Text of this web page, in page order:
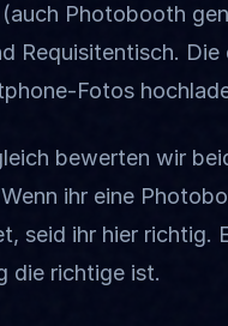
Photobooth
Requisitentisch.
Fotos
bewerten wir
ihr eine
seid ihr hier richtig.
die richtige ist.